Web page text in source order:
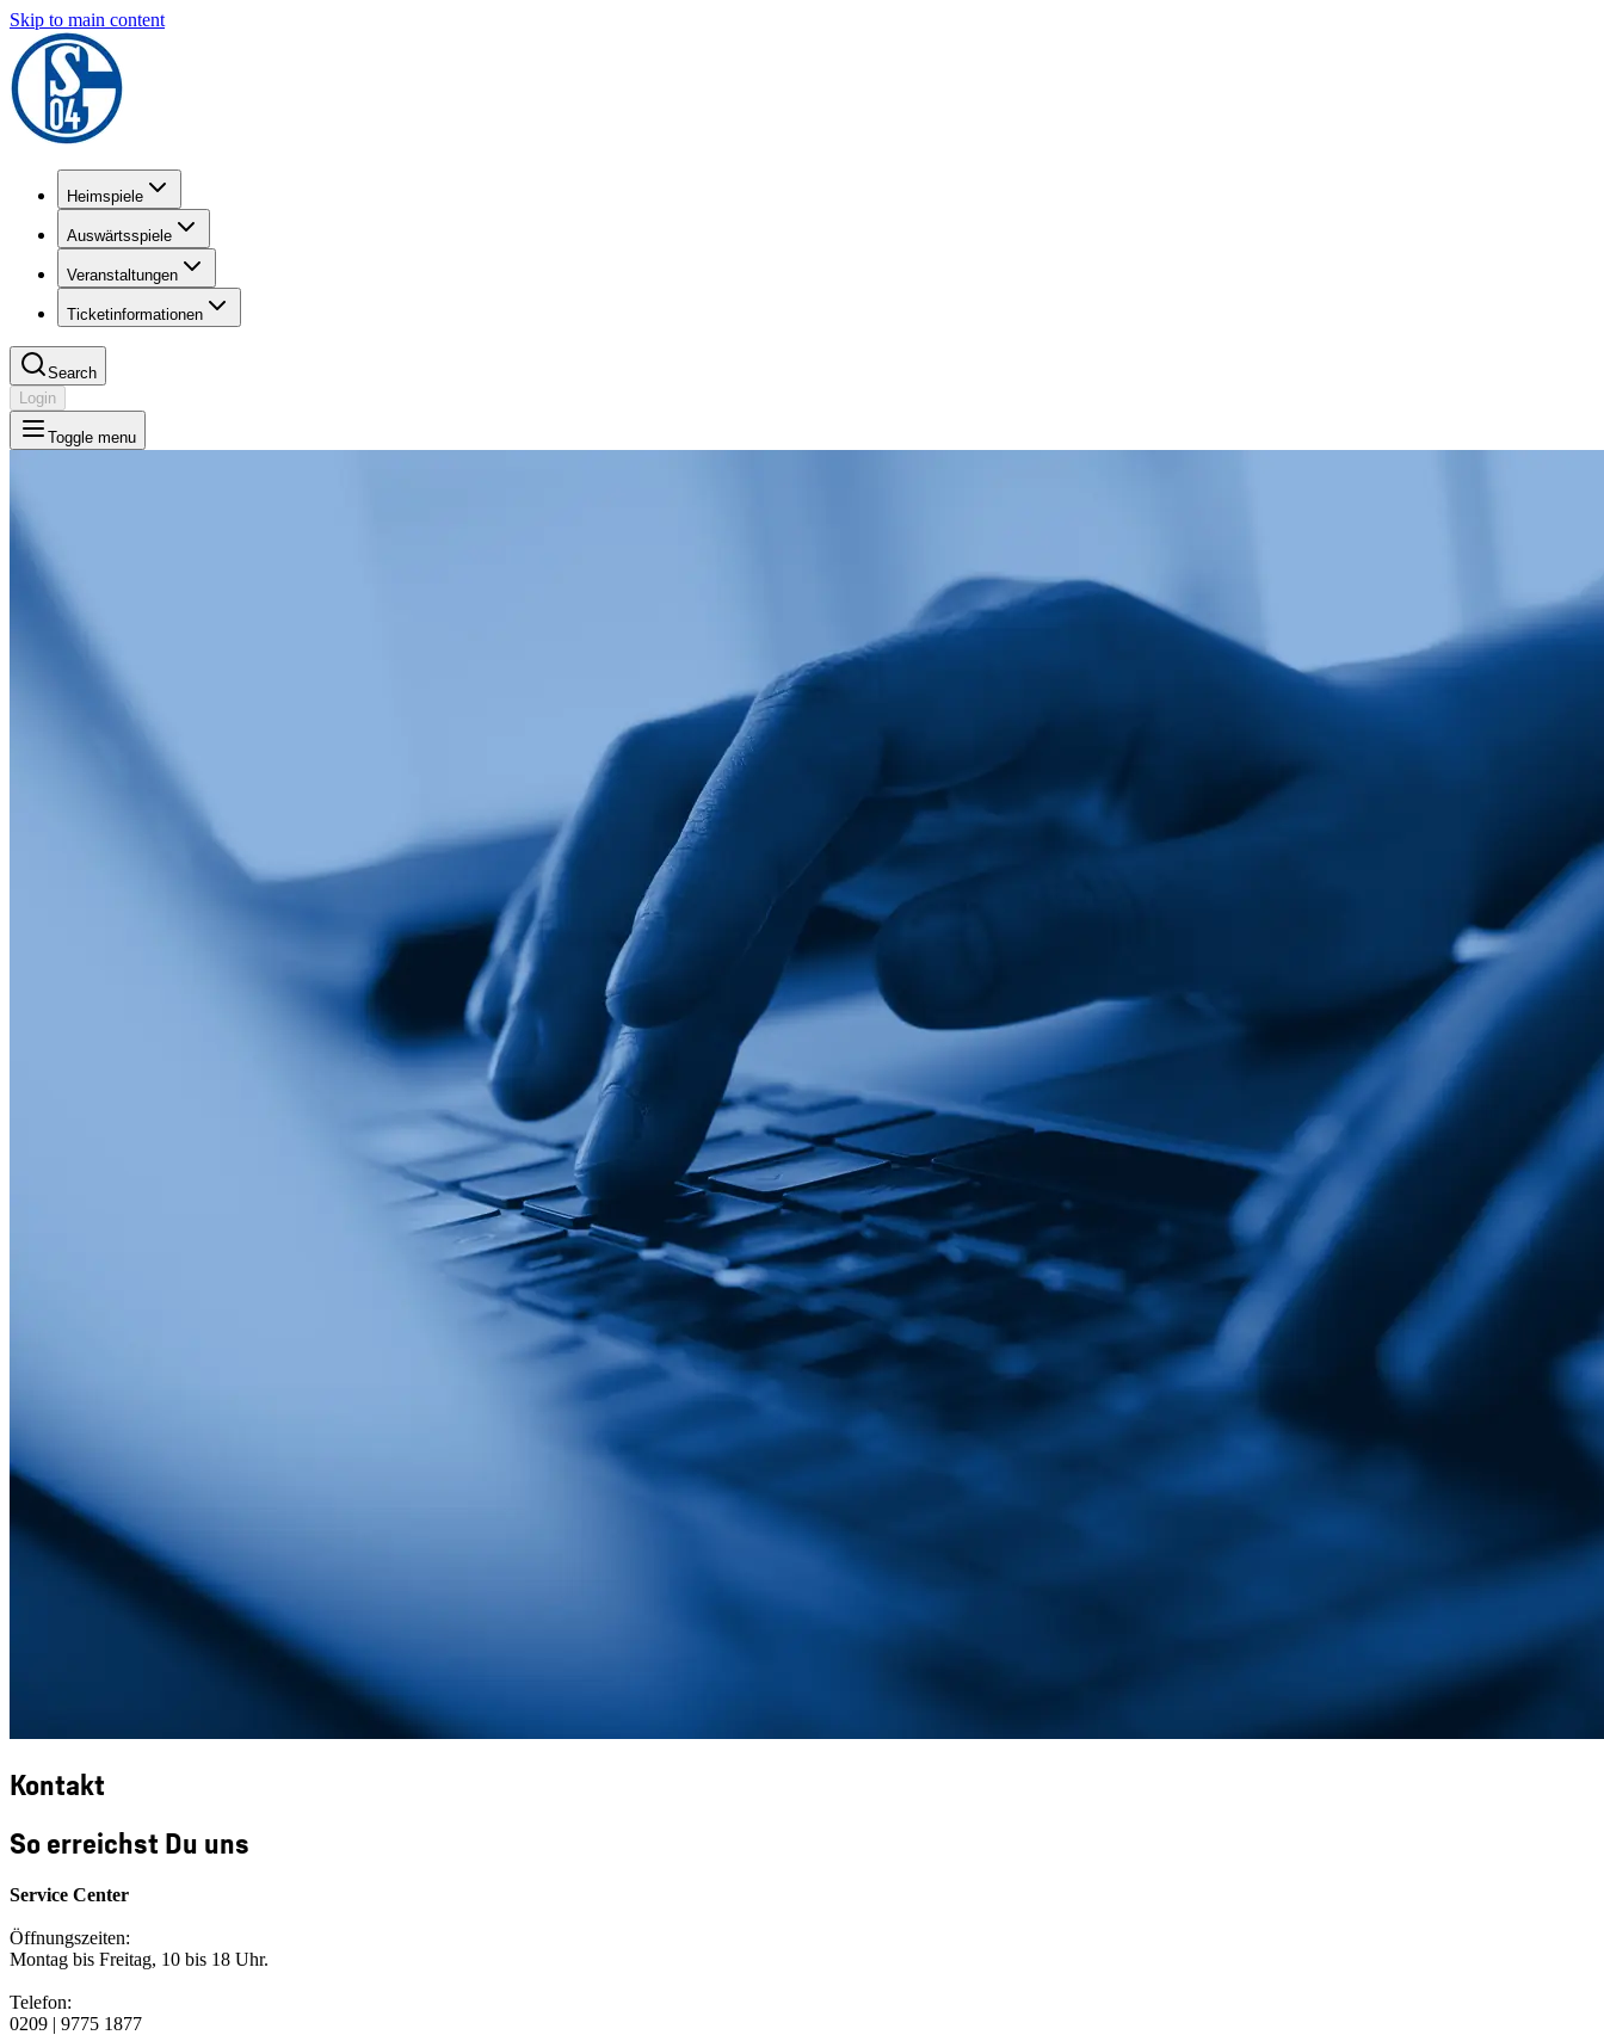
Skip to main content
Heimspiele
Auswärtsspiele
Veranstaltungen
Ticketinformationen
Search
Login
Toggle menu
Kontakt
So erreichst Du uns
Service Center
Öffnungszeiten:
Montag bis Freitag, 10 bis 18 Uhr.
Telefon:
0209 | 9775 1877